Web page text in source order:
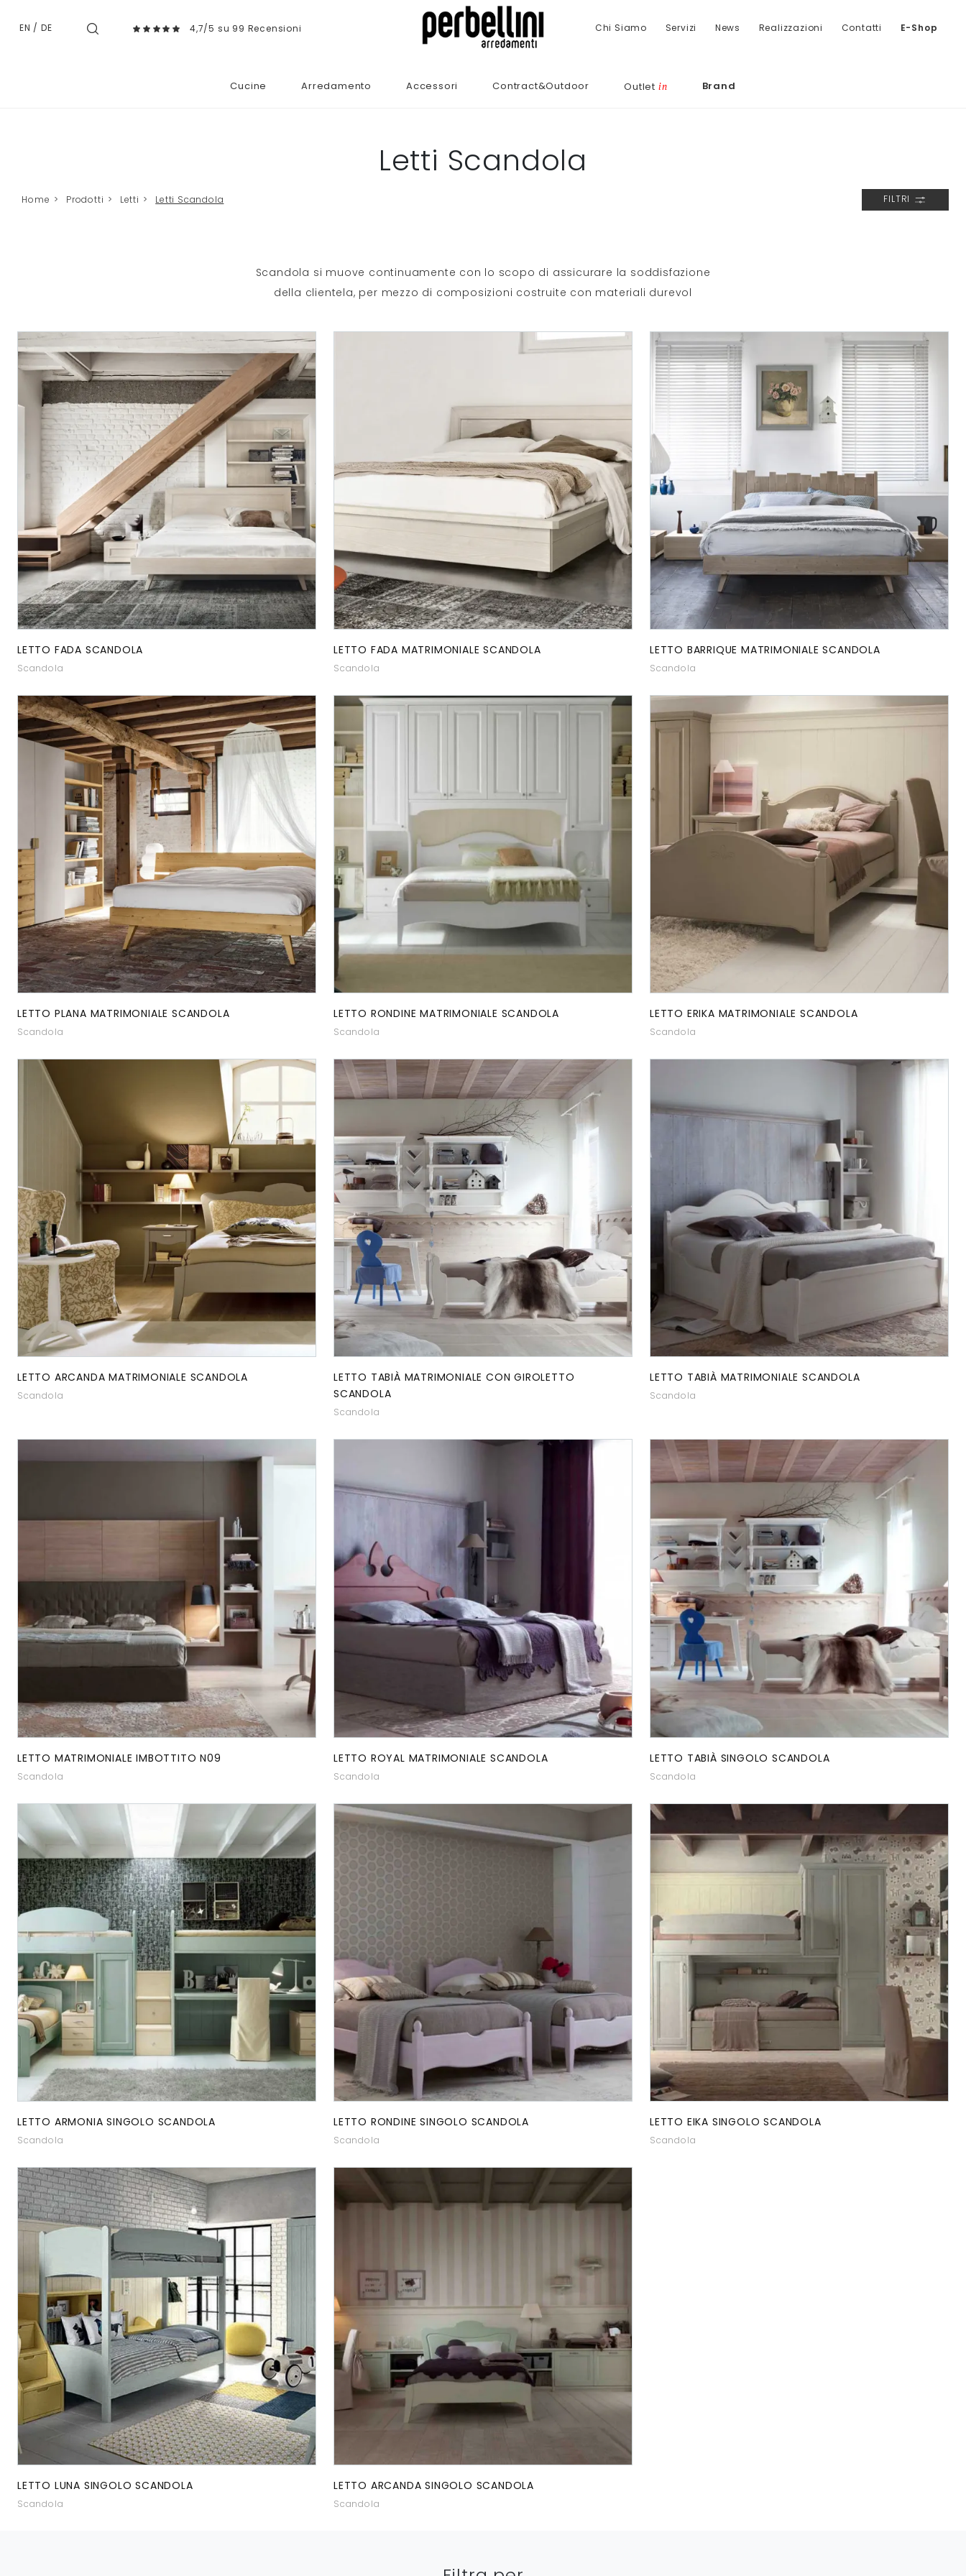
Chi Siamo Servizi News Realizzazioni Contatti E-Shop
EN / DE 4,7/5 su 99 Recensioni
Cucine Arredamento Accessori Contract&Outdoor Outlet in Brand
Letti Scandola
Home > Prodotti > Letti > Letti Scandola FILTRI
Scandola si muove continuamente con lo scopo di assicurare la soddisfazione
della clientela, per mezzo di composizioni costruite con materiali durevol
LETTO FADA SCANDOLA
Scandola
LETTO FADA MATRIMONIALE SCANDOLA
Scandola
LETTO BARRIQUE MATRIMONIALE SCANDOLA
Scandola
LETTO PLANA MATRIMONIALE SCANDOLA
Scandola
LETTO RONDINE MATRIMONIALE SCANDOLA
Scandola
LETTO ERIKA MATRIMONIALE SCANDOLA
Scandola
LETTO ARCANDA MATRIMONIALE SCANDOLA
Scandola
LETTO TABIÀ MATRIMONIALE CON GIROLETTO
SCANDOLA
Scandola
LETTO TABIÀ MATRIMONIALE SCANDOLA
Scandola
LETTO MATRIMONIALE IMBOTTITO N09
Scandola
LETTO ROYAL MATRIMONIALE SCANDOLA
Scandola
LETTO TABIÀ SINGOLO SCANDOLA
Scandola
LETTO ARMONIA SINGOLO SCANDOLA
Scandola
LETTO RONDINE SINGOLO SCANDOLA
Scandola
LETTO EIKA SINGOLO SCANDOLA
Scandola
LETTO LUNA SINGOLO SCANDOLA
Scandola
LETTO ARCANDA SINGOLO SCANDOLA
Scandola